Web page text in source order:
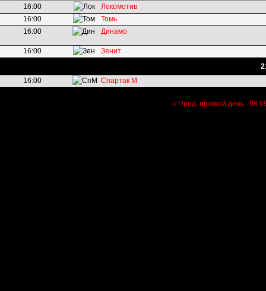
16:00
Локомотив
16:00
Томь
16:00
Динамо
16:00
Зенит
16:00
Спартак М
« Пред. игровой день 08